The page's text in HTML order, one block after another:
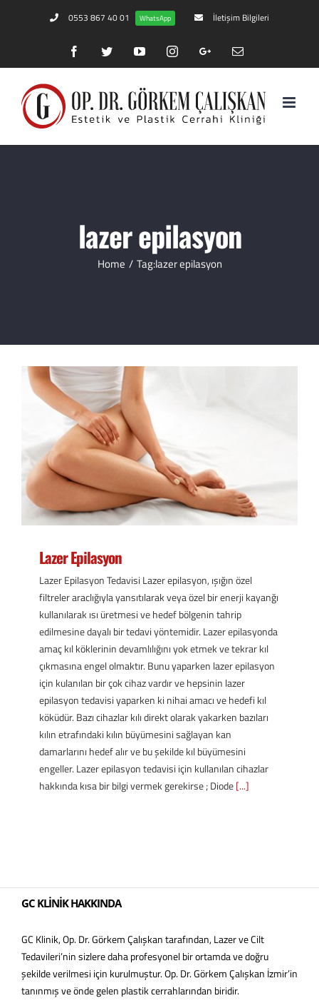
0553 867 40 01 WhatsApp İletişim Bilgileri
FacebookTwitterYouTubeInstagramGoogle+Email
lazer epilasyon
Home / Tag:lazer epilasyon
Lazer Epilasyon
Lazer Epilasyon Tedavisi Lazer epilasyon, ışığın özel
filtreler araclığıyla yansıtılarak veya özel bir enerji kayanğı
kullanılarak ısı üretmesi ve hedef bölgenin tahrip
edilmesine dayalı bir tedavi yöntemidir. Lazer epilasyonda
amaç kıl köklerinin devamlılığını yok etmek ve tekrar kıl
çıkmasına engel olmaktır. Bunu yaparken lazer epilasyon
için kulanılan bir çok cihaz vardır ve hepsinin lazer
epilasyon tedavisi yaparken ki nihai amacı ve hedefi kıl
köküdür. Bazı cihazlar kılı direkt olarak yakarken bazıları
kılın etrafındaki kılın büyümesini sağlayan kan
damarlarını hedef alır ve bu şekilde kıl büyümesini
engeller. Lazer epilasyon tedavisi için kullanılan cihazlar
hakkında kısa bir bilgi vermek gerekirse ; Diode[...]
GC KLİNİK HAKKINDA
GC Klinik, Op. Dr. Görkem Çalışkan tarafından, Lazer ve Cilt
Tedavileri’nin sizlere daha profesyonel bir ortamda ve doğru
şekilde verilmesi için kurulmuştur. Op. Dr. Görkem Çalışkan İzmir’in
tanınmış ve önde gelen plastik cerrahlarından biridir.